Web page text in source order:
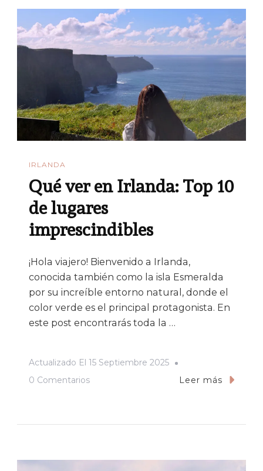
IRLANDA
Qué ver en Irlanda: Top 10
de lugares
imprescindibles
¡Hola viajero! Bienvenido a Irlanda,
conocida también como la isla Esmeralda
por su increíble entorno natural, donde el
color verde es el principal protagonista. En
este post encontrarás toda la …
Actualizado El 15 Septiembre 2025
0 ComentariosEn
Leer más